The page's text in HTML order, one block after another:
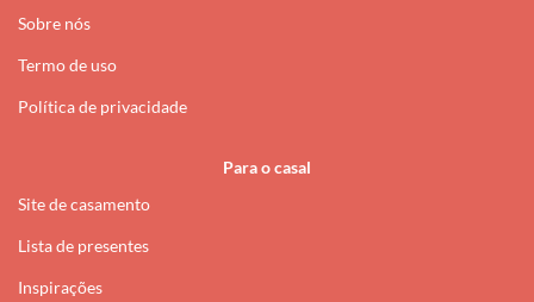
Sobre nós
Termo de uso
Política de privacidade
Para o casal
Site de casamento
Lista de presentes
Inspirações